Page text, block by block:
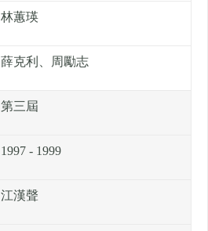
林蕙瑛
薛克利、周勵志
第三屆
1997 - 1999
江漢聲